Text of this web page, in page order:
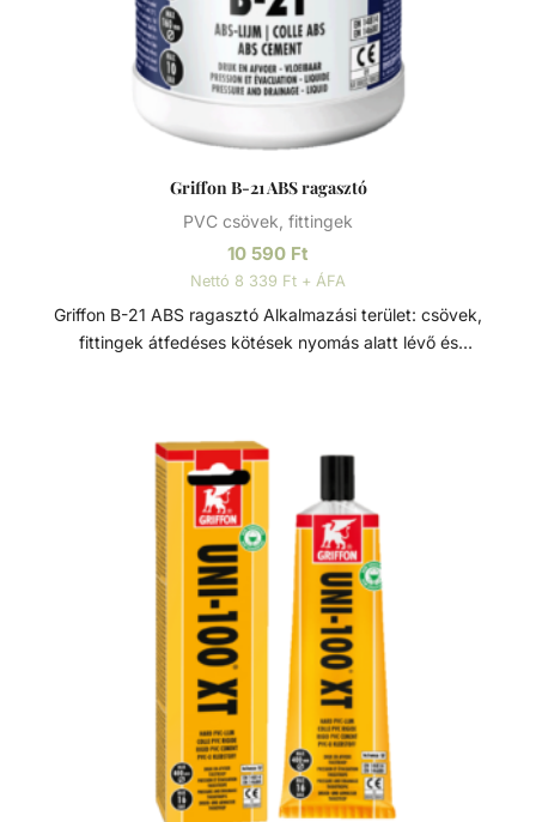
Griffon B-21 ABS ragasztó
PVC csövek, fittingek
10 590 Ft
Nettó 8 339 Ft + ÁFA
Griffon B-21 ABS ragasztó Alkalmazási terület: csövek,
fittingek átfedéses kötések nyomás alatt lévő és
Alkalmas EN1455 és ISO15493 (ABS) szabványoknak
megfelelő rendszerek kialakításához. Tartozék: felhordó
ecset a gyors és egyszerű felhordáshoz.